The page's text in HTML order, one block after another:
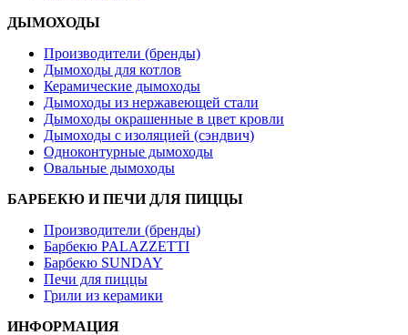
ДЫМОХОДЫ
Производители (бренды)
Дымоходы для котлов
Керамические дымоходы
Дымоходы из нержавеющей стали
Дымоходы окрашенные в цвет кровли
Дымоходы с изоляцией (сэндвич)
Одноконтурные дымоходы
Овальные дымоходы
БАРБЕКЮ И ПЕЧИ ДЛЯ ПИЦЦЫ
Производители (бренды)
Барбекю PALAZZETTI
Барбекю SUNDAY
Печи для пиццы
Грили из керамики
ИНФОРМАЦИЯ